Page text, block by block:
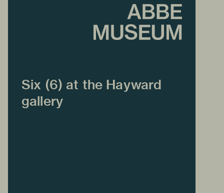
Six (6) at the Hayward
gallery